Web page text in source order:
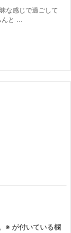
な感じで過ごして
んと ...
※ が付いている欄